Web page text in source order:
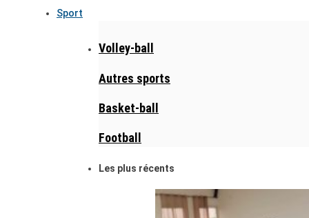
Sport
Volley-ball
Autres sports
Basket-ball
Football
Les plus récents